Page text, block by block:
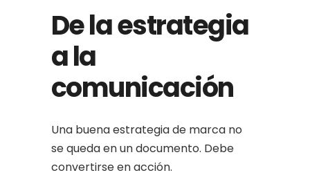
De la estrategia
a la
comunicación
Una buena estrategia de marca no
se queda en un documento. Debe
convertirse en acción.